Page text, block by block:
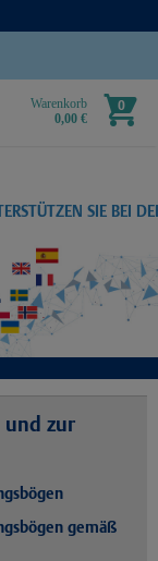
Warenkorb
0,00 €
0
SIE BEI
und zur
gemäß